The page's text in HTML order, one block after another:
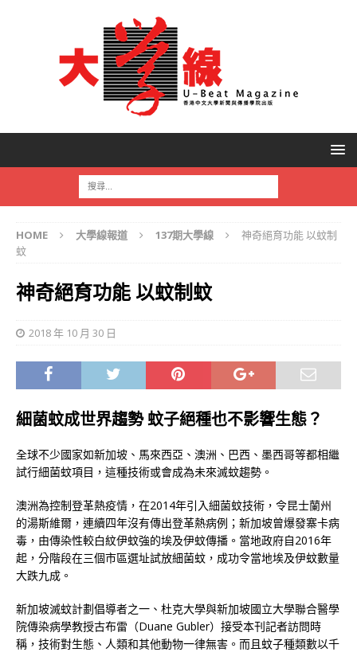
HOME 大學線報道 137期大學線
神奇絕育功能 以蚊制
蚊
神奇絕育功能 以蚊制蚊
2018 年 10 月 30 日
細菌蚊成世界趨勢 蚊子絕種也不影響生態？
全球不少國家如新加坡、馬來西亞、澳洲、巴西、墨西哥等都相繼
試行細菌蚊項目，這種技術或會成為未來滅蚊趨勢。
澳洲為控制登革熱疫情，在2014年引入細菌蚊技術，令昆士蘭州
的湯斯維爾，連續四年沒有傳出登革熱病例；新加坡曾爆發寨卡病
毒，由傳染性較白紋伊蚊強的埃及伊蚊傳播。當地政府自2016年
起，分階段在三個市區選址試放細菌蚊，成功令當地埃及伊蚊數量
大跌九成。
新加坡滅蚊計劃倡導者之一、杜克大學與新加坡國立大學聯合醫學
院傳染病學教授古布雷（Duane Gubler）接受本刊記者訪問時
稱，技術對生態、人類和其他動物一律無害。而且蚊子種類數以千